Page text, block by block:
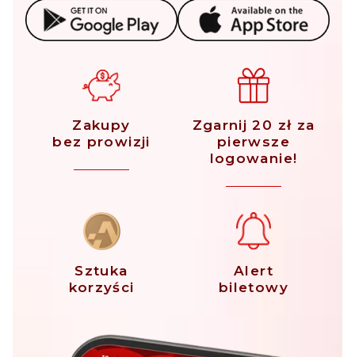
Zakupy
bez prowizji
Zgarnij 20 zł za
pierwsze
logowanie!
Sztuka
korzyści
Alert
biletowy